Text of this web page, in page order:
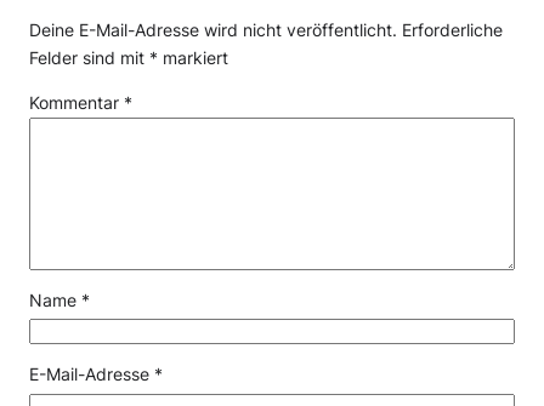
Deine E-Mail-Adresse wird nicht veröffentlicht. Erforderliche
Felder sind mit * markiert
Kommentar *
Name *
E-Mail-Adresse *